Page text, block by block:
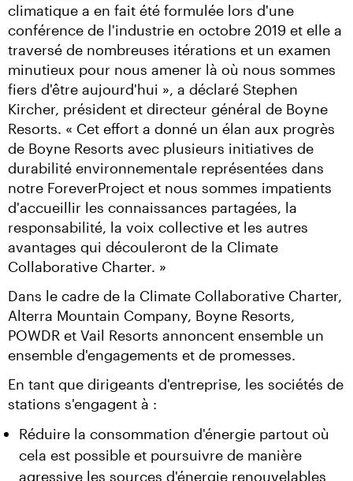
climatique a en fait été formulée lors d'une
conférence de l'industrie en octobre 2019 et elle a
traversé de nombreuses itérations et un examen
minutieux pour nous amener là où nous sommes
fiers d'être aujourd'hui », a déclaré Stephen
Kircher, président et directeur général de Boyne
Resorts. « Cet effort a donné un élan aux progrès
de Boyne Resorts avec plusieurs initiatives de
durabilité environnementale représentées dans
notre ForeverProject et nous sommes impatients
d'accueillir les connaissances partagées, la
responsabilité, la voix collective et les autres
avantages qui découleront de la Climate
Collaborative Charter. »
Dans le cadre de la Climate Collaborative Charter,
Alterra Mountain Company, Boyne Resorts,
POWDR et Vail Resorts annoncent ensemble un
ensemble d'engagements et de promesses.
En tant que dirigeants d'entreprise, les sociétés de
stations s'engagent à :
Réduire la consommation d'énergie partout où
cela est possible et poursuivre de manière
agressive les sources d'énergie renouvelables